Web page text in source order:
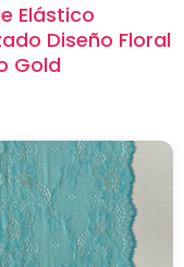
Elástico
Diseño Floral
Gold